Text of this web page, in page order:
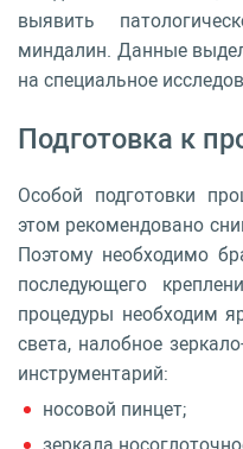
выявить
миндалин. Данные
на специальное
Подготовка к
Особой подготовки
этом рекомендовано
Поэтому необходимо
последующего
процедуры необходим
света, налобное
инструментарий:
носовой пинцет;